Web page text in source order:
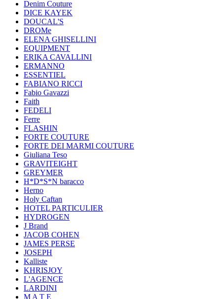
Denim Couture
DICE KAYEK
DOUCAL'S
DROMe
ELENA GHISELLINI
EQUIPMENT
ERIKA CAVALLINI
ERMANNO
ESSENTIEL
FABIANO RICCI
Fabio Gavazzi
Faith
FEDELI
Ferre
FLASHIN
FORTE COUTURE
FORTE DEI MARMI COUTURE
Giuliana Teso
GRAVITEIGHT
GREYMER
H*D*S*N baracco
Herno
Holy Caftan
HOTEL PARTICULIER
HYDROGEN
J Brand
JACOB COHEN
JAMES PERSE
JOSEPH
Kalliste
KHRISJOY
L'AGENCE
LARDINI
M A T E